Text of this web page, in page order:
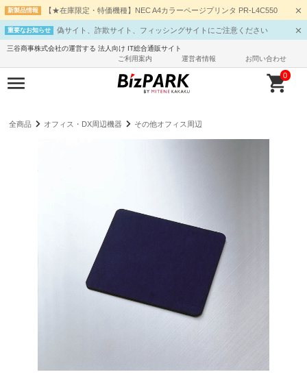
新製品情報 【★在庫限定・特価機種】NEC A4カラーページプリンタ PR-L4C550
重要なお知らせ 偽サイト、詐欺サイト、フィッシングサイトにご注意ください
三谷商事株式会社の運営する 法人向け IT総合通販サイト
ご利用案内
運営者情報 お問い合わせ
0
全商品 オフィス・DX周辺機器 その他オフィス周辺